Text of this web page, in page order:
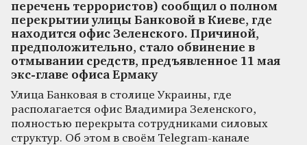
перечень террористов) сообщил о полном
перекрытии улицы Банковой в Киеве, где
находится офис Зеленского. Причиной,
предположительно, стало обвинение в
отмывании средств, предъявленное 11 мая
экс-главе офиса Ермаку
Улица Банковая в столице Украины, где
располагается офис Владимира Зеленского,
полностью перекрыта сотрудниками силовых
структур. Об этом в своём Telegram-канале